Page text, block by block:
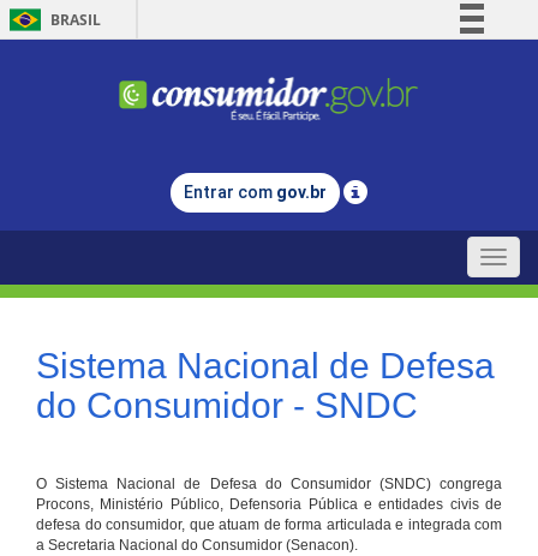
BRASIL
Comunica BR
Legislação
Entrar com gov.br
Toggle
Sistema Nacional de Defesa
do Consumidor - SNDC
O Sistema Nacional de Defesa do Consumidor (SNDC) congrega
Procons, Ministério Público, Defensoria Pública e entidades civis de
defesa do consumidor, que atuam de forma articulada e integrada com
a Secretaria Nacional do Consumidor (Senacon).